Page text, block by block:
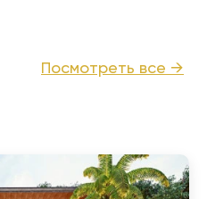
Посмотреть все →